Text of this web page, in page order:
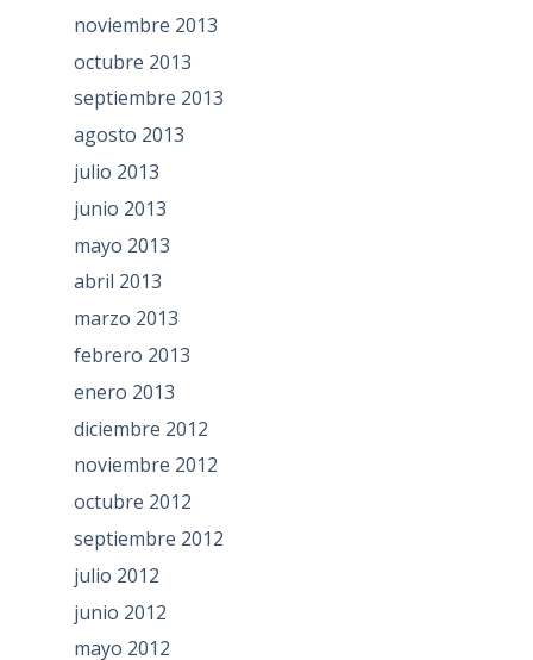
noviembre 2013
octubre 2013
septiembre 2013
agosto 2013
julio 2013
junio 2013
mayo 2013
abril 2013
marzo 2013
febrero 2013
enero 2013
diciembre 2012
noviembre 2012
octubre 2012
septiembre 2012
julio 2012
junio 2012
mayo 2012